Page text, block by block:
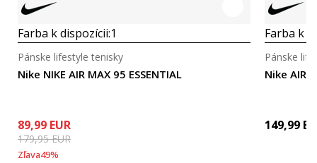
Farba k dispozícii:1
Nike NIKE AIR MAX 95 ESSENTIAL
Pánske lifestyle tenisky
89,99 EUR
179,95EUR
Zľava49%
Farba k
Nike AIR
Pánske
149,99